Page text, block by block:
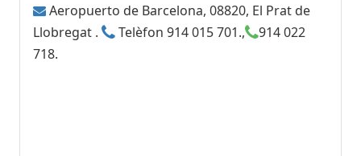
Aeropuerto de Barcelona, 08820, El Prat de
Llobregat .
Telèfon 914 015 701.,
914 022
718.